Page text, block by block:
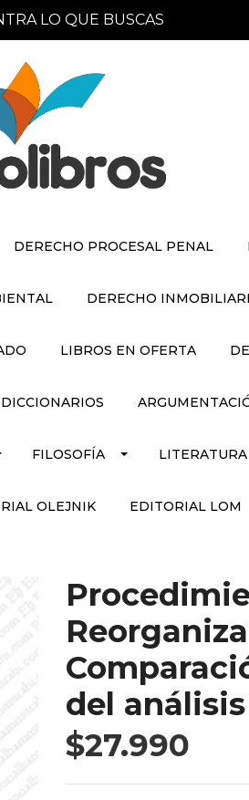
LO QUE BUSCAS
DERECHO PROCESAL PENAL
DERECHO
LIBROS EN OFERTA
DICCIONARIOS
FILOSOFÍA LITERATURA
OLEJNIK EDITORIAL LOM
del
$27.990